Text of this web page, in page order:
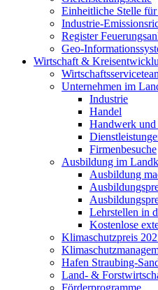
Einheitliche Stelle für
Industrie-
Register
Geo-
Wirtschaft &
Unternehmen im
Industrie
Handel
Handwerk
Firmenbesuche
Ausbildung im
Ausbildung
Lehrstellen in
Kostenlose
Klimaschutzpreis
Hafen Straubing-
Land- &
Förderprogramme